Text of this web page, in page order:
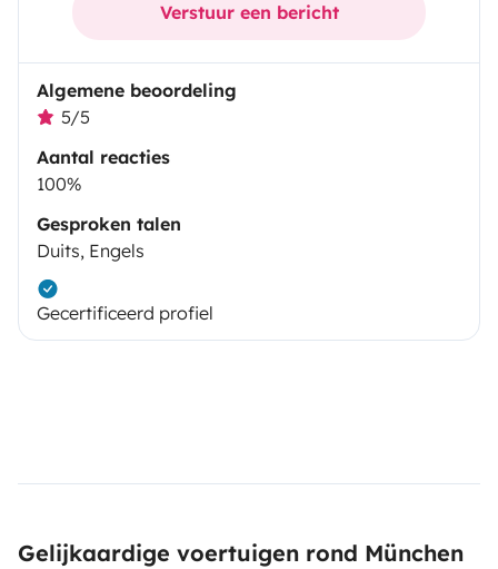
Verstuur een bericht
Algemene beoordeling
5/5
Aantal reacties
100%
Gesproken talen
Duits, Engels
Gecertificeerd profiel
Gelijkaardige voertuigen rond München